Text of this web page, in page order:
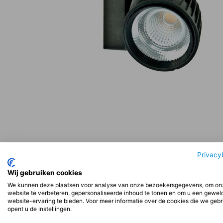
Wij gebruiken cookies
We kunnen deze plaatsen voor analyse van onze bezoekersgegevens, om
website te verbeteren, gepersonaliseerde inhoud te tonen en om u een
website-ervaring te bieden. Voor meer informatie over de cookies die we
opent u de instellingen.
Beschrijving